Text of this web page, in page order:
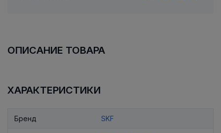
ОПИСАНИЕ ТОВАРА
ХАРАКТЕРИСТИКИ
Бренд SKF